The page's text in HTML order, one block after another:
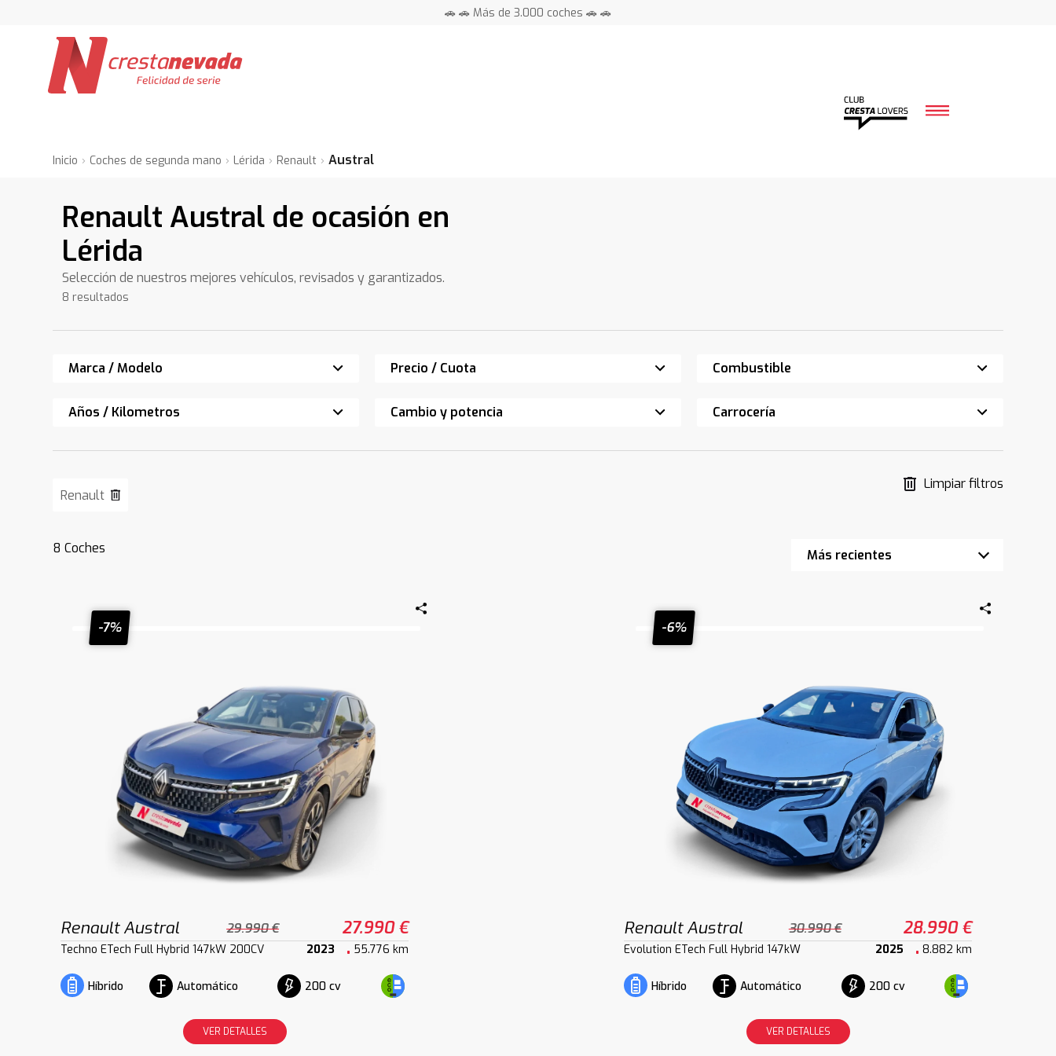
🚗 🚗 Más de 3.000 coches 🚗 🚗
Inicio Coches de segunda mano Lérida Renault Austral
Renault Austral de ocasión en
Lérida
Selección de nuestros mejores vehículos, revisados y garantizados.
8 resultados
Marca / Modelo Precio / Cuota Combustible
Años / Kilometros Cambio y potencia Carrocería
Renault
Limpiar filtros
8 Coches
-7%
Renault Austral 29.990 € 27.990 €
Techno ETech Full Hybrid 147kW 200CV 2023 55.776 km
Híbrido Automático 200 cv
VER DETALLES
-6%
Renault Austral 30.990 € 28.990 €
Evolution ETech Full Hybrid 147kW 2025 8.882 km
Híbrido Automático 200 cv
VER DETALLES